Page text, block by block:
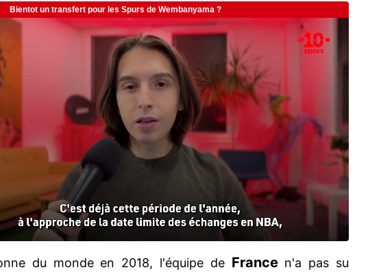
du monde en 2018, l'équipe de Francen'a pas su